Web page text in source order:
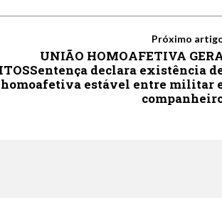
Próximo
UNIÃO HOMOAFETIVA
declara existência
estável entre militar